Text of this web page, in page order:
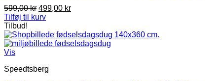
599,00kr Den
oprindelige
var:
599,00 kr.
499,00 krDen
er:
499,00 kr.
Tilføj til kurv
Tilbud!
Vis
Speedtsberg